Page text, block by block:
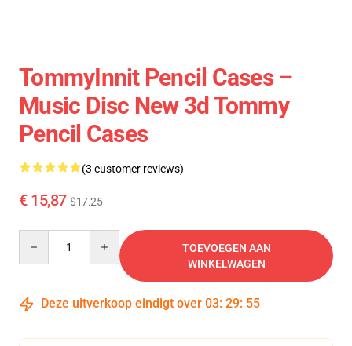
TommyInnit Pencil Cases –
Music Disc New 3d Tommy
Pencil Cases
(3 customer reviews)
€ 15,87 $17.25
TOEVOEGEN AAN
WINKELWAGEN
Deze uitverkoop eindigt over 03: 29: 55